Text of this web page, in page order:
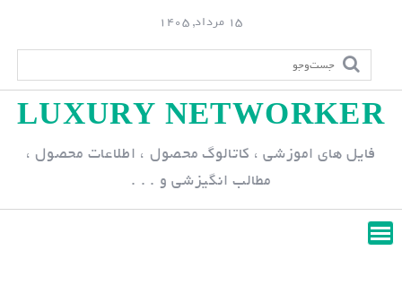
p
n
15 مرداد, 1405
LUXURY NETWORKER
فایل های اموزشی ، کاتالوگ محصول ، اطلاعات محصول ،
مطالب انگیزشی و . . .